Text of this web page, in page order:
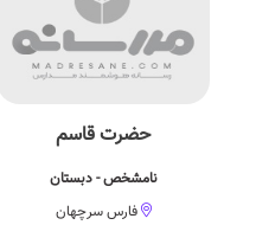
حضرت قاسم
نامشخص - دبستان
فارس سرچهان